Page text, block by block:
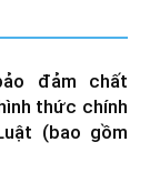
đảm chất
thức chính
(bao gồm